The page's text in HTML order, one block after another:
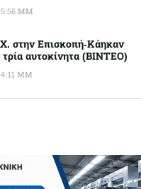
5:56 ΜΜ
στην Επισκοπή-Κάηκαν
αυτοκίνητα (ΒΙΝΤΕΟ)
4:11 ΜΜ